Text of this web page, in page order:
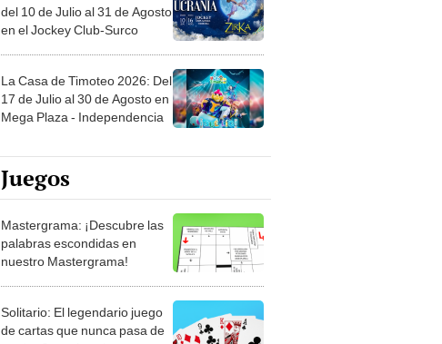
del 10 de Julio al 31 de Agosto
en el Jockey Club-Surco
La Casa de Timoteo 2026: Del
17 de Julio al 30 de Agosto en
Mega Plaza - Independencia
Juegos
Mastergrama: ¡Descubre las
palabras escondidas en
nuestro Mastergrama!
Solitario: El legendario juego
de cartas que nunca pasa de